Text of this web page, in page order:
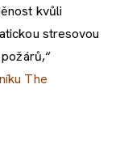
kvůli
stresovou
The